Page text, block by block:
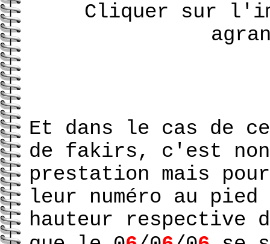
Cliquer sur
Et dans le cas de
de fakirs, c'est
prestation mais
leur numéro au
hauteur respective